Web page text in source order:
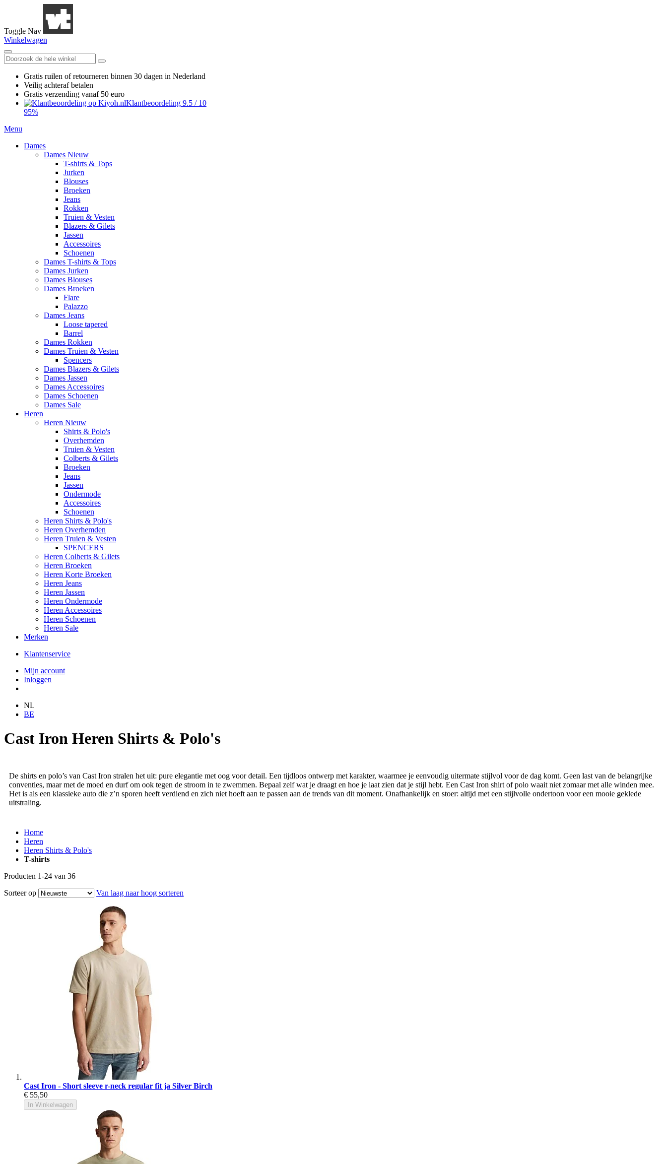
Toggle Nav
Winkelwagen
Gratis ruilen of retourneren binnen 30 dagen in Nederland
Veilig achteraf betalen
Gratis verzending vanaf 50 euro
Klantbeoordeling 9.5 / 10
95%
Menu
Dames
Dames Nieuw
T-shirts & Tops
Jurken
Blouses
Broeken
Jeans
Rokken
Truien & Vesten
Blazers & Gilets
Jassen
Accessoires
Schoenen
Dames T-shirts & Tops
Dames Jurken
Dames Blouses
Dames Broeken
Flare
Palazzo
Dames Jeans
Loose tapered
Barrel
Dames Rokken
Dames Truien & Vesten
Spencers
Dames Blazers & Gilets
Dames Jassen
Dames Accessoires
Dames Schoenen
Dames Sale
Heren
Heren Nieuw
Shirts & Polo's
Overhemden
Truien & Vesten
Colberts & Gilets
Broeken
Jeans
Jassen
Ondermode
Accessoires
Schoenen
Heren Shirts & Polo's
Heren Overhemden
Heren Truien & Vesten
SPENCERS
Heren Colberts & Gilets
Heren Broeken
Heren Korte Broeken
Heren Jeans
Heren Jassen
Heren Ondermode
Heren Accessoires
Heren Schoenen
Heren Sale
Merken
Klantenservice
Mijn account
Inloggen
NL
BE
Cast Iron Heren Shirts & Polo's
De shirts en polo’s van Cast Iron stralen het uit: pure elegantie met oog voor detail. Een tijdloos ontwerp met karakter, waarmee je eenvoudig uitermate stijlvol voor de dag komt. Geen last van de belangrijke
conventies, maar met de moed en durf om ook tegen de stroom in te zwemmen. Bepaal zelf wat je draagt en hoe je laat zien dat je stijl hebt. Een Cast Iron shirt of polo waait niet zomaar met alle winden mee.
Het is als een klassieke auto die z’n sporen heeft verdiend en zich niet hoeft aan te passen aan de trends van dit moment. Onafhankelijk en stoer: altijd met een stijlvolle ondertoon voor een mooie geklede
uitstraling.
Home
Heren
Heren Shirts & Polo's
T-shirts
Producten 1-24 van 36
Sorteer op
Van laag naar hoog sorteren
Cast Iron - Short sleeve r-neck regular fit ja Silver Birch
€ 55,50
In Winkelwagen